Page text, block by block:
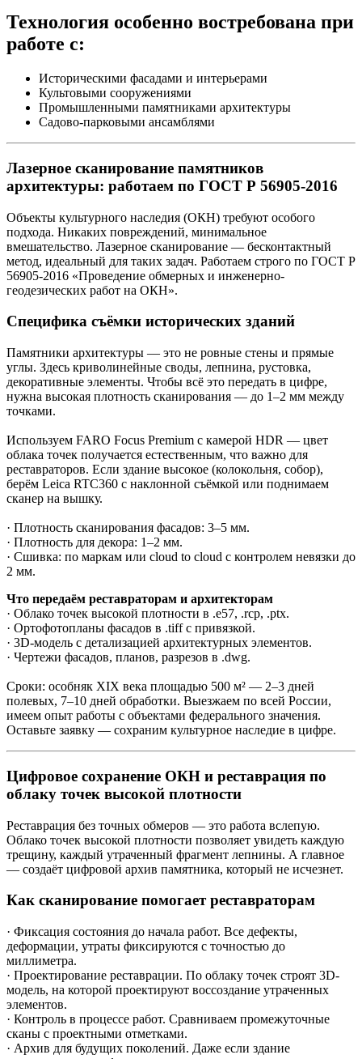
Технология особенно востребована при
работе с:
Историческими фасадами и интерьерами
Культовыми сооружениями
Промышленными памятниками архитектуры
Садово-парковыми ансамблями
Лазерное сканирование памятников
архитектуры: работаем по ГОСТ Р 56905-2016
Объекты культурного наследия (ОКН) требуют особого
подхода. Никаких повреждений, минимальное
вмешательство. Лазерное сканирование — бесконтактный
метод, идеальный для таких задач. Работаем строго по ГОСТ Р
56905-2016 «Проведение обмерных и инженерно-
геодезических работ на ОКН».
Специфика съёмки исторических зданий
Памятники архитектуры — это не ровные стены и прямые
углы. Здесь криволинейные своды, лепнина, рустовка,
декоративные элементы. Чтобы всё это передать в цифре,
нужна высокая плотность сканирования — до 1–2 мм между
точками.
Используем FARO Focus Premium с камерой HDR — цвет
облака точек получается естественным, что важно для
реставраторов. Если здание высокое (колокольня, собор),
берём Leica RTC360 с наклонной съёмкой или поднимаем
сканер на вышку.
· Плотность сканирования фасадов: 3–5 мм.
· Плотность для декора: 1–2 мм.
· Сшивка: по маркам или cloud to cloud с контролем невязки до
2 мм.
Что передаём реставраторам и архитекторам
· Облако точек высокой плотности в .e57, .rcp, .ptx.
· Ортофотопланы фасадов в .tiff с привязкой.
· 3D-модель с детализацией архитектурных элементов.
· Чертежи фасадов, планов, разрезов в .dwg.
Сроки: особняк XIX века площадью 500 м² — 2–3 дней
полевых, 7–10 дней обработки. Выезжаем по всей России,
имеем опыт работы с объектами федерального значения.
Оставьте заявку — сохраним культурное наследие в цифре.
Цифровое сохранение ОКН и реставрация по
облаку точек высокой плотности
Реставрация без точных обмеров — это работа вслепую.
Облако точек высокой плотности позволяет увидеть каждую
трещину, каждый утраченный фрагмент лепнины. А главное
— создаёт цифровой архив памятника, который не исчезнет.
Как сканирование помогает реставраторам
· Фиксация состояния до начала работ. Все дефекты,
деформации, утраты фиксируются с точностью до
миллиметра.
· Проектирование реставрации. По облаку точек строят 3D-
модель, на которой проектируют воссоздание утраченных
элементов.
· Контроль в процессе работ. Сравниваем промежуточные
сканы с проектными отметками.
· Архив для будущих поколений. Даже если здание